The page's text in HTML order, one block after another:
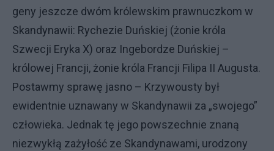
geny jeszcze dwóm królewskim prawnuczkom w
Skandynawii: Rychezie Duńskiej (żonie króla
Szwecji Eryka X) oraz Ingebordze Duńskiej –
królowej Francji, żonie króla Francji Filipa II Augusta.
Postawmy sprawę jasno – Krzywousty był
ewidentnie uznawany w Skandynawii za „swojego”
człowieka. Jednak tę jego powszechnie znaną
niezwykłą zażyłość ze Skandynawami, urodzony